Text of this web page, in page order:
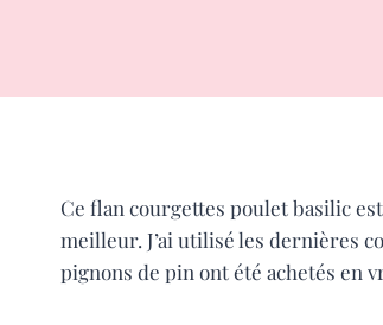
Ce flan courgettes poulet basilic
meilleur. J’ai utilisé les dernières
pignons de pin ont été achetés en